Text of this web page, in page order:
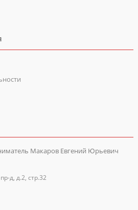
Макаров Евгений Юрьевич
д, д.2, стр.32